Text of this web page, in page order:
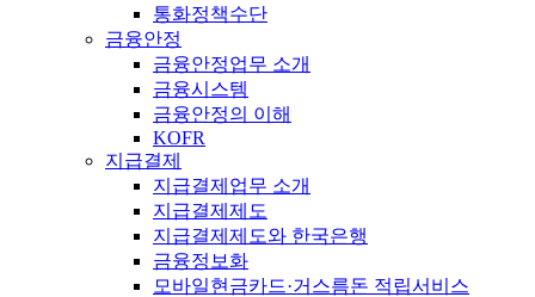
통화정책수단
금융안정
금융안정업무 소개
금융시스템
금융안정의 이해
KOFR
지급결제
지급결제업무 소개
지급결제제도
지급결제제도와 한국은행
금융정보화
모바일현금카드·거스름돈 적립서비스